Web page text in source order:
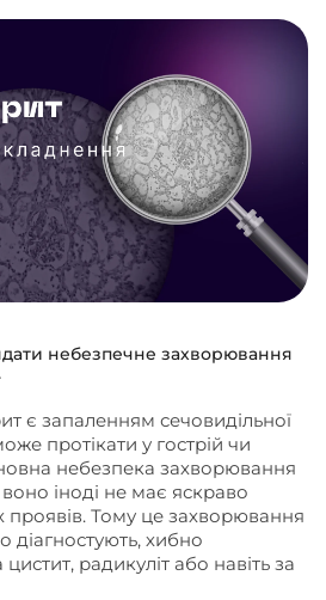
небезпечне захворювання
є запаленням сечовидільної
протікати у гострій чи
небезпека захворювання
іноді не має яскраво
проявів. Тому це захворювання
діагностують, хибно
радикуліт або навіть за